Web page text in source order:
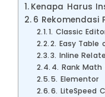
Kenapa Harus
6 Rekomendasi
1. Classic
2. Easy
3. Inline
4. Rank Math
5. Elementor
6. LiteSpeed